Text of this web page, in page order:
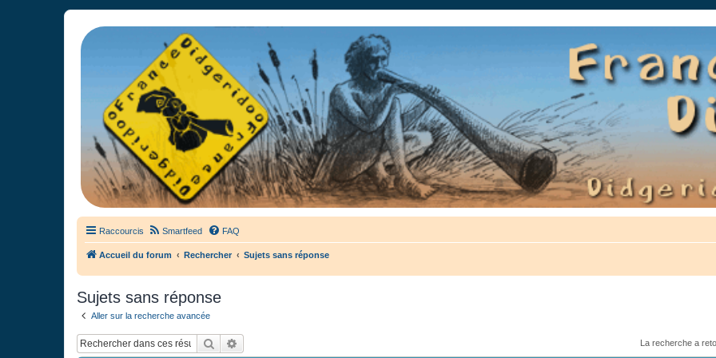
France Didgeridoo
Didgeridoo et Guimbarde sur France Didgeridoo - retrouvez la communauté.
Raccourcis Smartfeed FAQ
Accueil du forum Rechercher Sujets sans réponse
Sujets sans réponse
Aller sur la recherche avancée
Rechercher La recherche a